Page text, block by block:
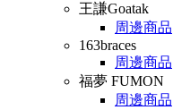
王謙Goatak
周邊商品
163braces
周邊商品
福夢 FUMON
周邊商品